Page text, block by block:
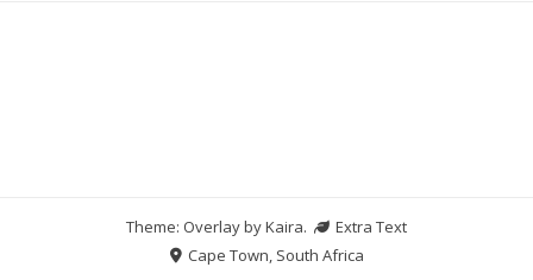
Theme: Overlay byKaira.
Extra Text
Cape Town, South Africa